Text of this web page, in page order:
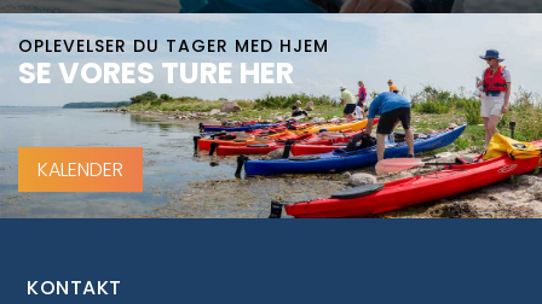
OPLEVELSER DU TAGER MED HJEM
SE VORES TURE HER
KALENDER
KONTAKT